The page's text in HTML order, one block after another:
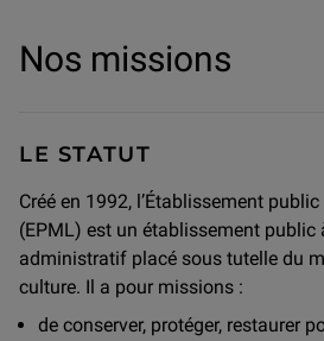
Nos missions
LE STATUT
Créé en 1992, l’Établissement
(EPML) est un établissement public
administratif placé sous tutelle du
culture. Il a pour missions :
de conserver, protéger, restaurer